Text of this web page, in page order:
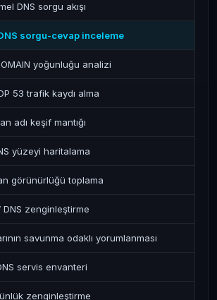
DNS sorgu akışı
sorgu-cevap inceleme
yoğunluğu analizi
53 trafik kaydı alma
adı keşif mantığı
yüzeyi haritalama
görünürlüğü toplama
zenginleştirme
savunma odaklı yorumlanması
servis envanteri
zenginleştirme